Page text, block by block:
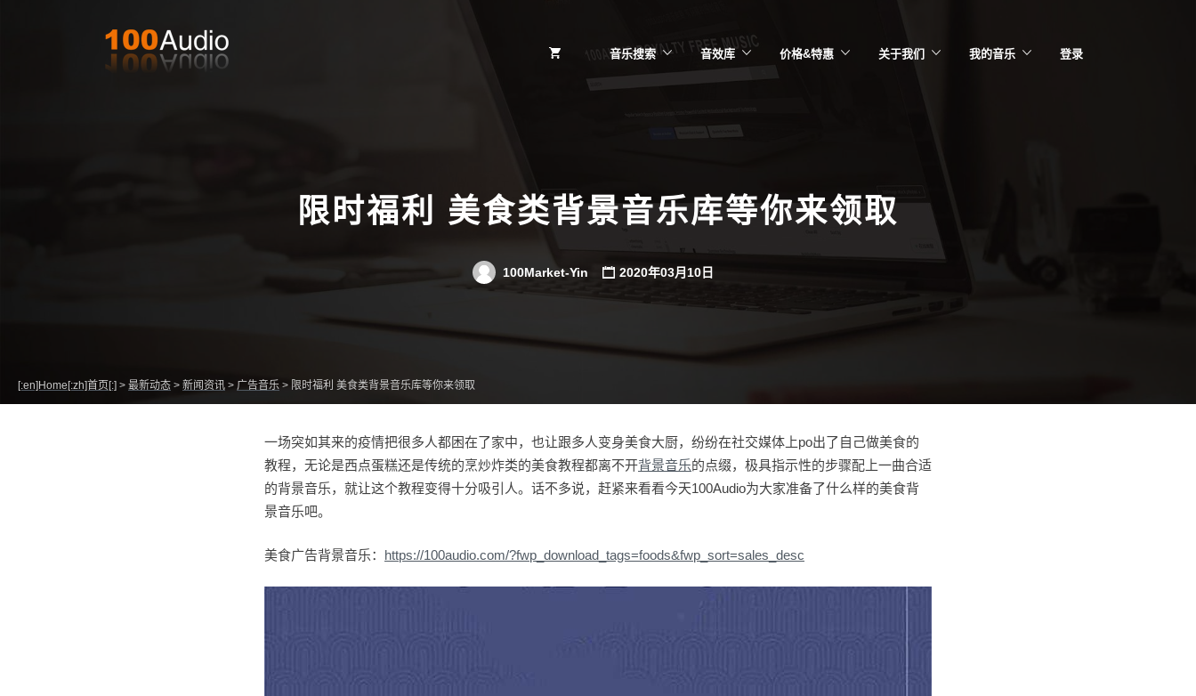
音乐搜索 音效库 价格&特惠 关于我们 我的音乐 登录
限时福利 美食类背景音乐库等你来领取
100Market-Yin 2020年03月10日
[:en]Home[:zh]首页[:] > 最新动态 > 新闻资讯 > 广告音乐 > 限时福利 美食类背景音乐库等你来领取
一场突如其来的疫情把很多人都困在了家中，也让跟多人变身美食大厨，纷纷在社交媒体上po出了自己做美食的
教程，无论是西点蛋糕还是传统的烹炒炸类的美食教程都离不开背景音乐的点缀，极具指示性的步骤配上一曲合适
的背景音乐，就让这个教程变得十分吸引人。话不多说，赶紧来看看今天100Audio为大家准备了什么样的美食背
景音乐吧。
美食广告背景音乐： https://100audio.com/?fwp_download_tags=foods&fwp_sort=sales_desc